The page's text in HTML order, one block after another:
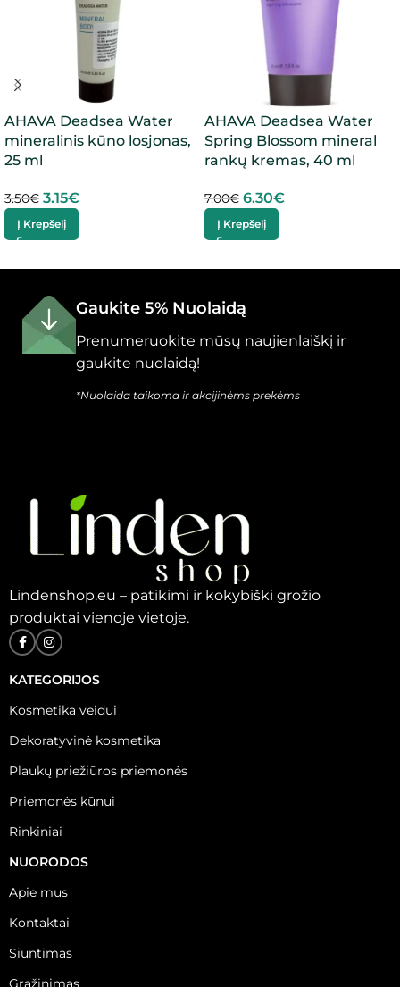
AHAVA Deadsea Water
mineralinis kūno losjonas,
25 ml
3.50€ 3.15€
Į Krepšelį
AHAVA Deadsea Water
Spring Blossom mineral
rankų kremas, 40 ml
7.00€ 6.30€
Į Krepšelį
Gaukite 5% Nuolaidą
Prenumeruokite mūsų naujienlaiškį ir
gaukite nuolaidą!
*Nuolaida taikoma ir akcijinėms prekėms
Lindenshop.eu – patikimi ir kokybiški grožio
produktai vienoje vietoje.
KATEGORIJOS
Kosmetika veidui
Dekoratyvinė kosmetika
Plaukų priežiūros priemonės
Priemonės kūnui
Rinkiniai
NUORODOS
Apie mus
Kontaktai
Siuntimas
Grąžinimas